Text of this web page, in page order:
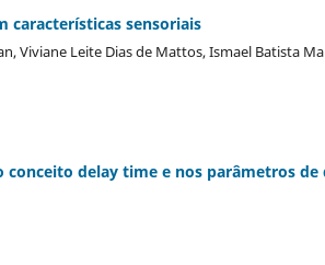
características sensoriais
Viviane Leite Dias de Mattos, Ismael Batista
conceito delay time e nos parâmetros